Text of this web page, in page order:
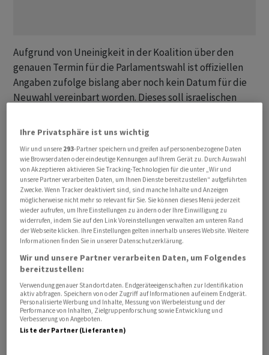
Aufgrund von Uneinigkeit in der Koalition über den
genauen Termin für die Parlamentswahl ist offiziellen
Angaben zufolge bislang aber noch kein Datum für die
Neuwahl vereinbart worden. Dieses soll israelischen
Lesungen festgelegt werden. Es soll demnach zwischen
muss regulär spätestens am 27. Oktober abgehalten
werden.
Koalitionspartner pochen auf früheres Wahldatum
Laut israelischen Medien pochen die strengreligiösen
Koalitionspartner des israelischen Regierungschefs
Benjamin Netanjahu auf ein Datum Anfang September,
ehe im Land mehrere wichtige Feiertage anstehen. Sie
erhoffen sich den Berichten zufolge davon eine höhere
Wahlbeteiligung unter den ultraorthodoxen Wählern.
Netanjahu möchte die Wahl demnach dagegen lieber
Ihre Privatsphäre ist uns wichtig
Wir und unsere 293-Partner speichern und greifen auf personenbezogene Daten
wie Browserdaten oder eindeutige Kennungen auf Ihrem Gerät zu. Durch Auswahl
von Akzeptieren aktivieren Sie Tracking-Technologien für die unter „Wir und
unsere Partner verarbeiten Daten, um Ihnen Dienste bereitzustellen“ aufgeführten
Zwecke. Wenn Tracker deaktiviert sind, sind manche Inhalte und Anzeigen
möglicherweise nicht mehr so relevant für Sie. Sie können dieses Menü jederzeit
wieder aufrufen, um Ihre Einstellungen zu ändern oder Ihre Einwilligung zu
widerrufen, indem Sie auf den Link Voreinstellungen verwalten am unteren Rand
der Webseite klicken. Ihre Einstellungen gelten innerhalb unseres Website. Weitere
Informationen finden Sie in unserer Datenschutzerklärung.
Wir und unsere Partner verarbeiten Daten, um Folgendes
bereitzustellen:
Verwendung genauer Standortdaten. Endgeräteeigenschaften zur Identifikation
aktiv abfragen. Speichern von oder Zugriff auf Informationen auf einem Endgerät.
Personalisierte Werbung und Inhalte, Messung von Werbeleistung und der
Performance von Inhalten, Zielgruppenforschung sowie Entwicklung und
Verbesserung von Angeboten.
Liste der Partner (Lieferanten)